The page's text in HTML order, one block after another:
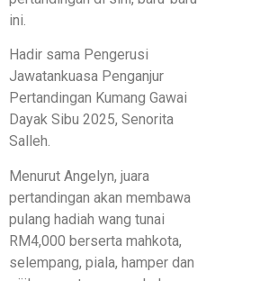
ini.
Hadir sama Pengerusi
Jawatankuasa Penganjur
Pertandingan Kumang Gawai
Dayak Sibu 2025, Senorita
Salleh.
Menurut Angelyn, juara
pertandingan akan membawa
pulang hadiah wang tunai
RM4,000 berserta mahkota,
selempang, piala, hamper dan